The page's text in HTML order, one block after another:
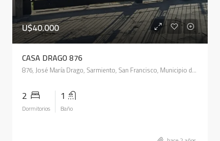
U$40.000
CASA DRAGO 876
876, José María Drago, Sarmiento, San Francisco, Municipio de San Francisco, Pedanía Juárez Celman, Departamento San Justo, Córdoba, 2400, Argentina
2
Dormitorios
1
Baño